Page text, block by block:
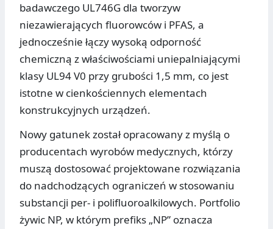
badawczego UL746G dla tworzyw
niezawierających fluorowców i PFAS, a
jednocześnie łączy wysoką odporność
chemiczną z właściwościami uniepalniającymi
klasy UL94 V0 przy grubości 1,5 mm, co jest
istotne w cienkościennych elementach
konstrukcyjnych urządzeń.
Nowy gatunek został opracowany z myślą o
producentach wyrobów medycznych, którzy
muszą dostosować projektowane rozwiązania
do nadchodzących ograniczeń w stosowaniu
substancji per- i polifluoroalkilowych. Portfolio
żywic NP, w którym prefiks „NP” oznacza